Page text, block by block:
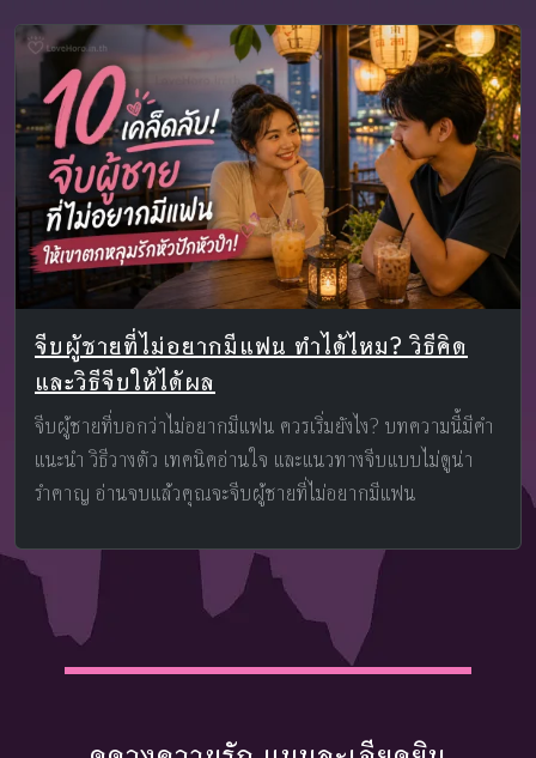
จีบผู้ชายที่ไม่อยากมีแฟน ทำได้ไหม? วิธีคิด
และวิธีจีบให้ได้ผล
จีบผู้ชายที่บอกว่าไม่อยากมีแฟน ควรเริ่มยังไง? บทความนี้มีคำ
แนะนำ วิธีวางตัว เทคนิคอ่านใจ และแนวทางจีบแบบไม่ดูน่า
รำคาญ อ่านจบแล้วคุณจะจีบผู้ชายที่ไม่อยากมีแฟน